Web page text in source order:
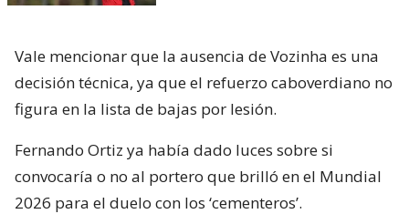
Vale mencionar que la ausencia de Vozinha es una
decisión técnica, ya que el refuerzo caboverdiano no
figura en la lista de bajas por lesión.
Fernando Ortiz ya había dado luces sobre si
convocaría o no al portero que brilló en el Mundial
2026 para el duelo con los ‘cementeros’.